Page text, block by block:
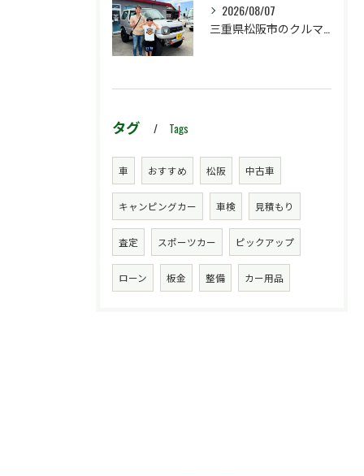
2026/08/07
タグ Tags
車 おすすめ 松阪 中古車
キャンピングカー 車検 見積もり
査定 スポーツカー ピックアップ
ローン 板金 整備 カー用品